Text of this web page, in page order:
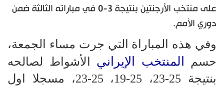
على منتخب الأرجنتين بنتيجة 3-0 في مباراته الثالثة ضمن
دوري الأمم.
وفي هذه المباراة التي جرت مساء الجمعة،
حسم
المنتخب الإيراني الأشواط لصالحه
بنتيجة 25-23، 25-19، 25-23، مسجلا اول